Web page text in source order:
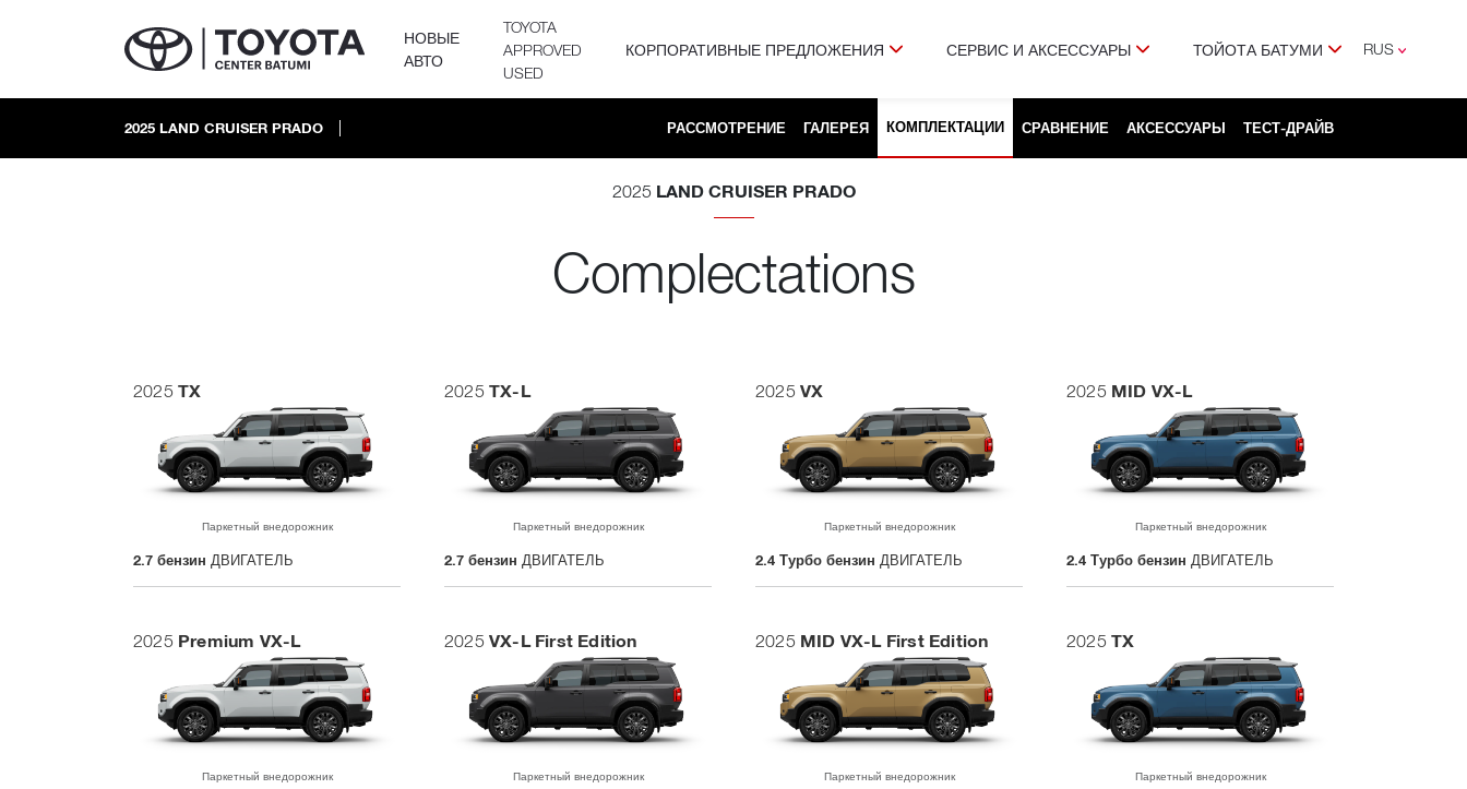
НОВЫЕ
АВТО
TOYOTA
APPROVED
USED
КОРПОРАТИВНЫЕ ПРЕДЛОЖЕНИЯ СЕРВИС И АКСЕССУАРЫ ТОЙОТА БАТУМИ
RUS
2025 LAND CRUISER PRADO РАССМОТРЕНИЕ ГАЛЕРЕЯ КОМПЛЕКТАЦИИ СРАВНЕНИЕ АКСЕССУАРЫ ТЕСТ-ДРАЙВ
2025 LAND CRUISER PRADO
Complectations
2025 TX
Паркетный внедорожник
2.7 бензин ДВИГАТЕЛЬ
2025 TX-L
Паркетный внедорожник
2.7 бензин ДВИГАТЕЛЬ
2025 VX
Паркетный внедорожник
2.4 Турбо бензин ДВИГАТЕЛЬ
2025 MID VX-L
Паркетный внедорожник
2.4 Турбо бензин ДВИГАТЕЛЬ
2025 Premium VX-L
Паркетный внедорожник
2025 VX-L First Edition
Паркетный внедорожник
2025 MID VX-L First Edition
Паркетный внедорожник
2025 TX
Паркетный внедорожник